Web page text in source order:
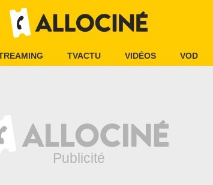
TVACTU VIDÉOS VOD